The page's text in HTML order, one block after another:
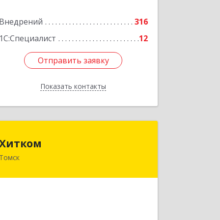
Внедрений
316
1С:Специалист
12
Отправить заявку
Показать контакты
Подробнее
Отправить заявку
Назад
Томск